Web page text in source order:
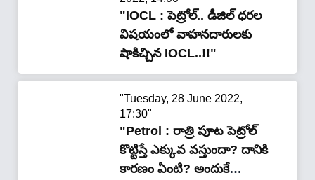
"IOCL : పెట్రోల్.. డీజిల్ ధరల
విషయంలో వాహనదారులకు
షాకిచ్చిన IOCL..!!"
"Tuesday, 28 June 2022,
17:30"
"Petrol : రాత్రి పూట పెట్రోల్
కొట్టిస్తే ఎక్కువ వస్తుందా? దానికి
కారణం ఏంటి? అందుకే